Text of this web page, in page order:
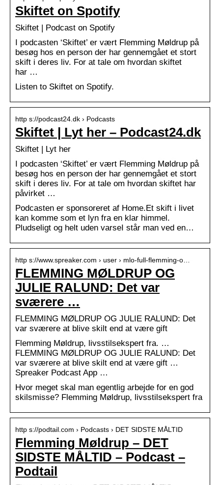
Skiftet on Spotify
Skiftet | Podcast on Spotify
I podcasten ‘Skiftet’ er vært Flemming Møldrup på
besøg hos en person der har gennemgået et stort
skift i deres liv. For at tale om hvordan skiftet
har …
Listen to Skiftet on Spotify.
http s://podcast24.dk › Podcasts
Skiftet | Lyt her – Podcast24.dk
Skiftet | Lyt her
I podcasten ‘Skiftet’ er vært Flemming Møldrup på
besøg hos en person der har gennemgået et stort
skift i deres liv. For at tale om hvordan skiftet har
påvirket …
Podcasten er sponsoreret af Home.Et skift i livet
kan komme som et lyn fra en klar himmel.
Pludseligt og helt uden varseI står man ved en…
http s://www.spreaker.com › user › mlo-full-flemming-o…
FLEMMING MØLDRUP OG
JULIE RALUND: Det var
sværere …
FLEMMING MØLDRUP OG JULIE RALUND: Det
var sværere at blive skilt end at være gift
Flemming Møldrup, livsstilsekspert fra. …
FLEMMING MØLDRUP OG JULIE RALUND: Det
var sværere at blive skilt end at være gift …
Spreaker Podcast App …
Hvor meget skal man egentlig arbejde for en god
skilsmisse? Flemming Møldrup, livsstilsekspert fra
http s://podtail.com › Podcasts › DET SIDSTE MÅLTID
Flemming Møldrup – DET
SIDSTE MÅLTID – Podcast –
Podtail